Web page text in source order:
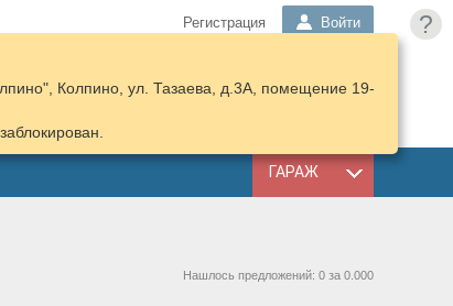
?
Регистрация Войти
КОРЗИНА
ПОДОБРАТЬ
ГАРАЖ
Колпино, ул. Тазаева, д.3А, помещение 19-
Нашлось предложений: 0 за 0.000